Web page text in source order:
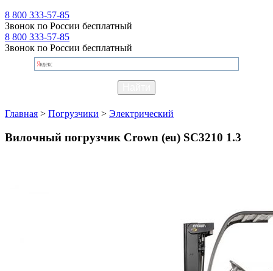
8 800 333-57-85
Звонок по России бесплатный
8 800 333-57-85
Звонок по России бесплатный
Главная > Погрузчики > Электрический
Вилочный погрузчик Crown (eu) SC3210 1.3